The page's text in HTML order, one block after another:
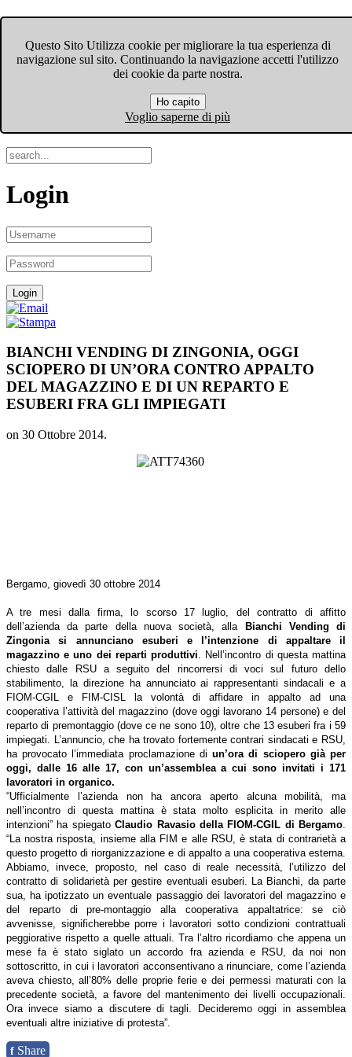
Questo Sito Utilizza cookie per migliorare la tua esperienza di
navigazione sul sito. Continuando la navigazione accetti l'utilizzo
dei cookie da parte nostra.
Ho capito
Voglio saperne di più
Menu
Login
BIANCHI VENDING DI ZINGONIA, OGGI
SCIOPERO DI UN’ORA CONTRO APPALTO
DEL MAGAZZINO E DI UN REPARTO E
ESUBERI FRA GLI IMPIEGATI
on 30 Ottobre 2014.
Bergamo, giovedì 30 ottobre 2014
A tre mesi dalla firma, lo scorso 17 luglio, del contratto di affitto
dell’azienda da parte della nuova società, alla
Bianchi Vending di
Zingonia si annunciano esuberi e l’intenzione di appaltare il
magazzino e uno dei reparti produttivi. Nell’incontro di questa mattina
chiesto dalle RSU a seguito del rincorrersi di voci sul futuro dello
stabilimento, la direzione ha annunciato ai rappresentanti sindacali e a
FIOM-CGIL e FIM-CISL la volontà di affidare in appalto ad una
cooperativa l’attività del magazzino (dove oggi lavorano 14 persone) e del
reparto di premontaggio (dove ce ne sono 10), oltre che 13 esuberi fra i 59
impiegati. L’annuncio, che ha trovato fortemente contrari sindacati e RSU,
ha provocato l’immediata proclamazione di un’ora di sciopero già per
oggi, dalle 16 alle 17, con un’assemblea a cui sono invitati i 171
lavoratori in organico.
“Ufficialmente l’azienda non ha ancora aperto alcuna mobilità, ma
nell’incontro di questa mattina è stata molto esplicita in merito alle
intenzioni” ha spiegatoClaudio Ravasio della FIOM-CGIL di Bergamo.
“La nostra risposta, insieme alla FIM e alle RSU, è stata di contrarietà a
questo progetto di riorganizzazione e di appalto a una cooperativa esterna.
Abbiamo, invece, proposto, nel caso di reale necessità, l’utilizzo del
contratto di solidarietà per gestire eventuali esuberi. La Bianchi, da parte
sua, ha ipotizzato un eventuale passaggio dei lavoratori del magazzino e
del reparto di pre-montaggio alla cooperativa appaltatrice: se ciò
avvenisse, significherebbe porre i lavoratori sotto condizioni contrattuali
peggiorative rispetto a quelle attuali. Tra l’altro ricordiamo che appena un
mese fa è stato siglato un accordo fra azienda e RSU, da noi non
sottoscritto, in cui i lavoratori acconsentivano a rinunciare, come l’azienda
aveva chiesto, all’80% delle proprie ferie e dei permessi maturati con la
precedente società, a favore del mantenimento dei livelli occupazionali.
Ora invece siamo a discutere di tagli. Decideremo oggi in assemblea
eventuali altre iniziative di protesta”.
f Share